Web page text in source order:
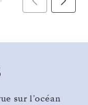
sur l’océan